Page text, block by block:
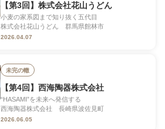
【第3回】株式会社花山うどん
小麦の家系図まで知り抜く五代目
株式会社花山うどん 群馬県館林市
2026.04.07
未完の轍
【第4回】西海陶器株式会社
“HASAMI”を未来へ発信する
西海陶器株式会社 長崎県波佐見町
2026.06.05